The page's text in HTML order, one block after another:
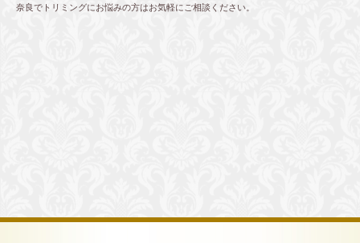
奈良でトリミングにお悩みの方はお気軽にご相談ください。